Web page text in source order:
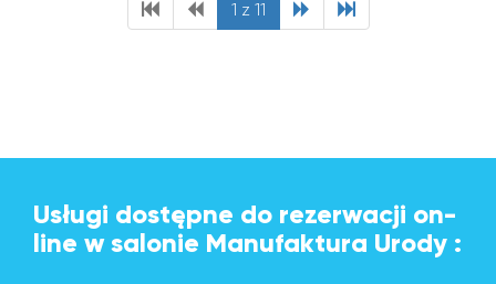
1 z 11
Usługi dostępne do rezerwacji on-
line w salonie Manufaktura Urody :